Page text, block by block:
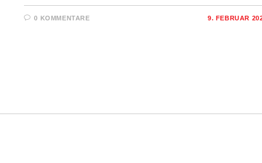
0 KOMMENTARE 9. FEBRUAR